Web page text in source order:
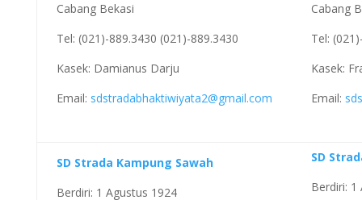
Cabang Bekasi
Tel: (021)-889.3430 (021)-889.3430
Kasek: Damianus Darju
Email: sdstradabhaktiwiyata2@gmail.com
Cabang
Tel:
Kasek:
Email:
SD Strada Kampung Sawah
Berdiri: 1 Agustus 1924
SD
Berdiri: 1